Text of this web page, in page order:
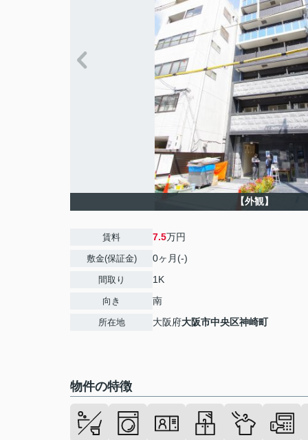
【外観】
賃料 7.5万円
敷金(保証金) 0ヶ月(-)
間取り 1K
向き 南
所在地 大阪府大阪市中央区神崎町
物件の特徴